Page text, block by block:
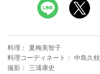
料理
夏梅美智子
料理コーディネート
中島久枝
撮影
三浦康史